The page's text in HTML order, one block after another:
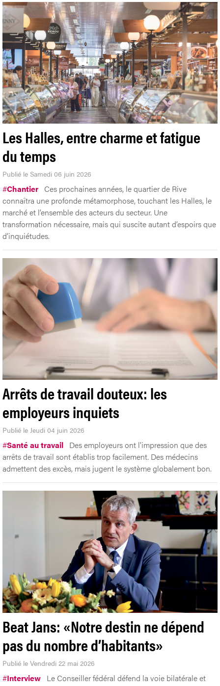
Les Halles, entre charme et fatigue
du temps
Publié le Samedi 06 juin 2026
#Chantier Ces prochaines années, le quartier de Rive
connaîtra une profonde métamorphose, touchant les Halles, le
marché et l’ensemble des acteurs du secteur. Une
transformation nécessaire, mais qui suscite autant d’espoirs que
d’inquiétudes.
Arrêts de travail douteux: les
employeurs inquiets
Publié le Jeudi 04 juin 2026
#Santé au travail Des employeurs ont l'impression que des
arrêts de travail sont établis trop facilement. Des médecins
admettent des excès, mais jugent le système globalement bon.
Beat Jans: «Notre destin ne dépend
pas du nombre d’habitants»
Publié le Vendredi 22 mai 2026
#Interview Le Conseiller fédéral défend la voie bilatérale et